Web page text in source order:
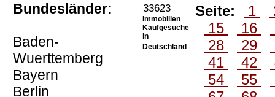
Bundesländer:
Baden-
Wuerttemberg
Bayern
Berlin
33623
Immobilien
Kaufgesuche
in
Deutschland
Seite: 1
15
16
28
29
41
42
54
55